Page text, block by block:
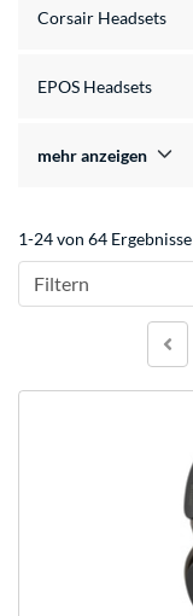
Corsair Headsets
EPOS Headsets
mehr anzeigen
1-24 von 64 Ergebnisse
Filtern